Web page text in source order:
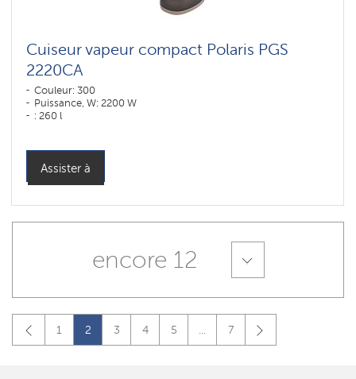
Cuiseur vapeur compact Polaris PGS
2220CA
Couleur: 300
Puissance, W: 2200 W
: 260 l
Assister à
encore 12
1 2 3 4 5 ... 7